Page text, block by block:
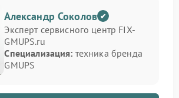
— наши инженеры проведут точную
проблему с гарантией
как бытовые, так и
обеспечивая полное
работы и доступу к оригинальным
Александр Соколов
Эксперт сервисного центр FIX-
GMUPS.ru
Специализация: техника бренда
GMUPS